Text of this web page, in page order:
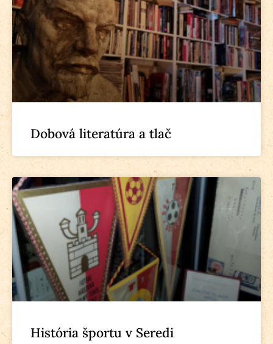
Dobová literatúra a tlač
História športu v Seredi